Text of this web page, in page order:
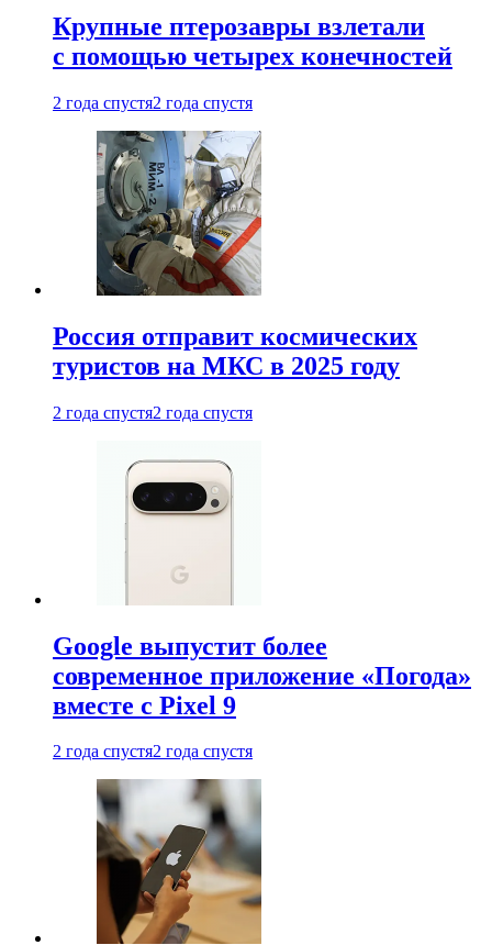
Крупные птерозавры взлетали
с помощью четырех конечностей
2 года спустя2 года спустя
Россия отправит космических
туристов на МКС в 2025 году
2 года спустя2 года спустя
Google выпустит более
современное приложение «Погода»
вместе с Pixel 9
2 года спустя2 года спустя